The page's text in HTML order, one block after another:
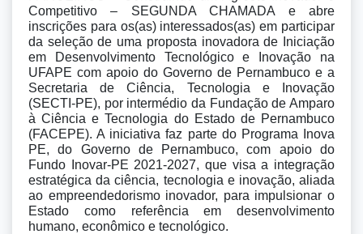
Competitivo – SEGUNDA CHAMADA e abre
inscrições para os(as) interessados(as) em participar
da seleção de uma proposta inovadora de Iniciação
em Desenvolvimento Tecnológico e Inovação na
UFAPE com apoio do Governo de Pernambuco e a
Secretaria de Ciência, Tecnologia e Inovação
(SECTI-PE), por intermédio da Fundação de Amparo
à Ciência e Tecnologia do Estado de Pernambuco
(FACEPE). A iniciativa faz parte do Programa Inova
PE, do Governo de Pernambuco, com apoio do
Fundo Inovar-PE 2021-2027, que visa a integração
estratégica da ciência, tecnologia e inovação, aliada
ao empreendedorismo inovador, para impulsionar o
Estado como referência em desenvolvimento
humano, econômico e tecnológico.